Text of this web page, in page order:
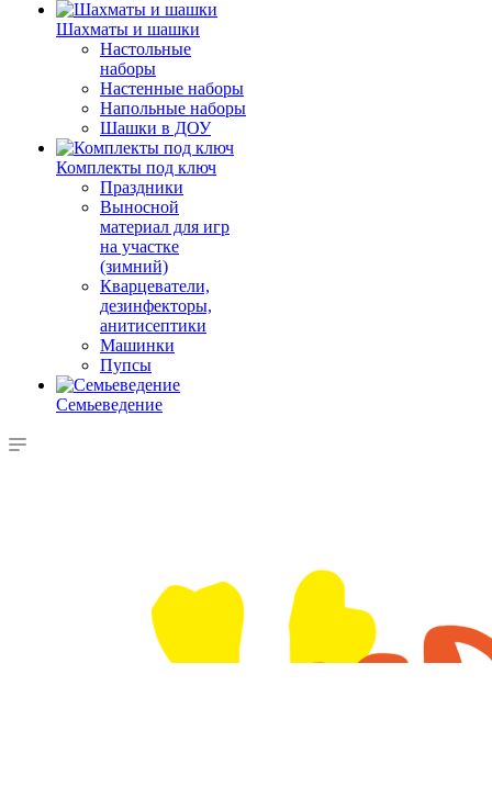
Шахматы и шашки
Настольные
наборы
Настенные наборы
Напольные наборы
Шашки в ДОУ
Комплекты под ключ
Праздники
Выносной
материал для игр
на участке
(зимний)
Кварцеватели,
дезинфекторы,
анитисептики
Машинки
Пупсы
Семьеведение